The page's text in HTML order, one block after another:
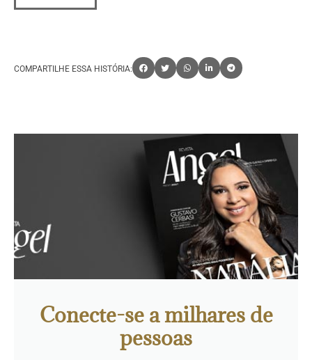
COMPARTILHE ESSA HISTÓRIA:
Conecte-se a milhares de
pessoas